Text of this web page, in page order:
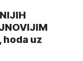
hoda uz